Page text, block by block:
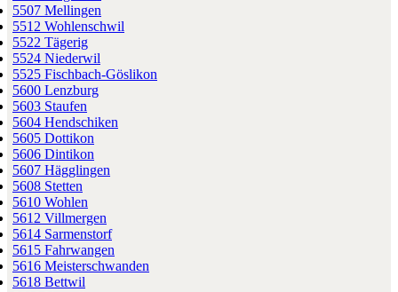
5507 Mellingen
5512 Wohlenschwil
5522 Tägerig
5524 Niederwil
5525 Fischbach-Göslikon
5600 Lenzburg
5603 Staufen
5604 Hendschiken
5605 Dottikon
5606 Dintikon
5607 Hägglingen
5608 Stetten
5610 Wohlen
5612 Villmergen
5614 Sarmenstorf
5615 Fahrwangen
5616 Meisterschwanden
5618 Bettwil